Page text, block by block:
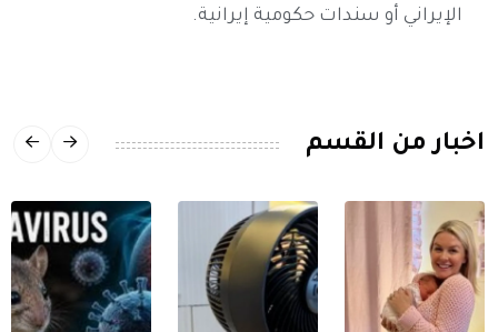
الإيراني أو سندات حكومية إيرانية.
اخبار من القسم